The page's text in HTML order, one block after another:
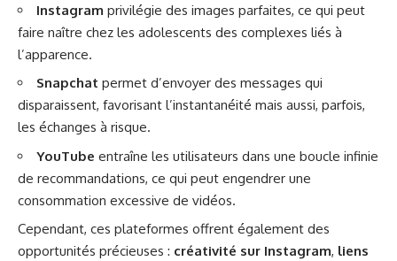
Instagram privilégie des images parfaites, ce qui peut
faire naître chez les adolescents des complexes liés à
l’apparence.
Snapchat permet d’envoyer des messages qui
disparaissent, favorisant l’instantanéité mais aussi, parfois,
les échanges à risque.
YouTube entraîne les utilisateurs dans une boucle infinie
de recommandations, ce qui peut engendrer une
consommation excessive de vidéos.
Cependant, ces plateformes offrent également des
opportunités précieuses : créativité sur Instagram, liens